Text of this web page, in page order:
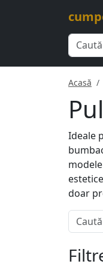
Acasă
Ideale
doar